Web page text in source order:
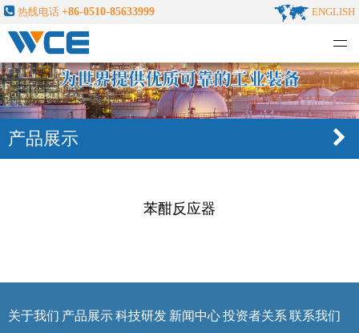
热线电话 +86-0510-85633999 ENGLISH
无锡化工装备股份有限公司
产品展示
苯酣反应器
关于我们 产品展示科技研发 新闻中心投资者关系 联系我们